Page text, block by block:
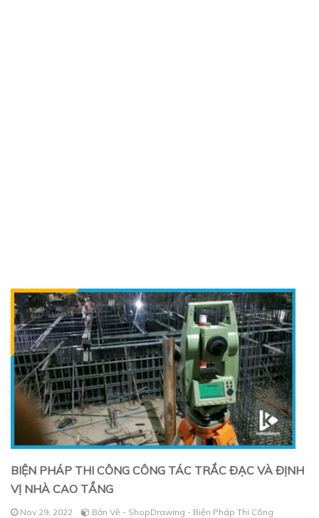
BIỆN PHÁP THI CÔNG CÔNG TÁC TRẮC ĐẠC VÀ ĐỊNH
VỊ NHÀ CAO TẦNG
Nov 29, 2022 Bản Vẽ - ShopDrawing - Biện Pháp Thi Công